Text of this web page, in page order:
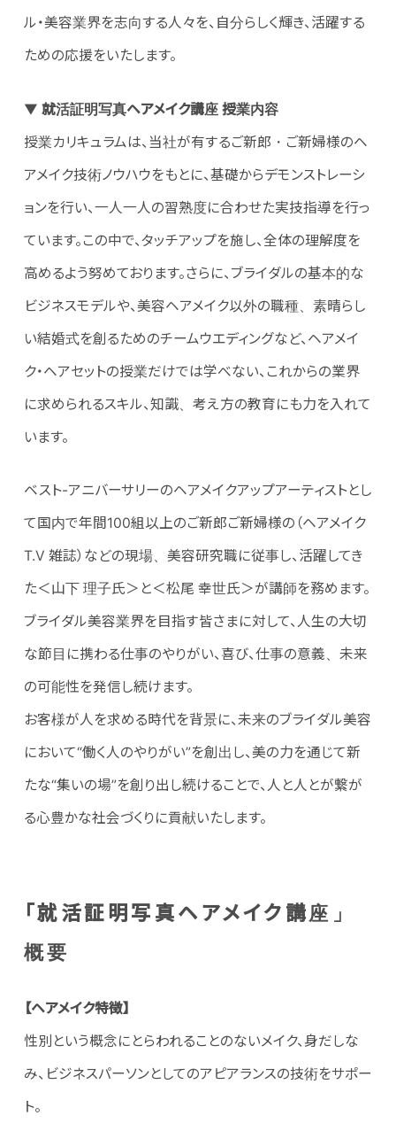
ル・美容業界を志向する人々を、自分らしく輝き、活躍する
ための応援をいたします。
▼ 就活証明写真ヘアメイク講座 授業内容
授業カリキュラムは、当社が有するご新郎・ご新婦様のヘ
アメイク技術ノウハウをもとに、基礎からデモンストレーシ
ョンを行い、一人一人の習熟度に合わせた実技指導を行っ
ています。この中で、タッチアップを施し、全体の理解度を
高めるよう努めております。さらに、ブライダルの基本的な
ビジネスモデルや、美容ヘアメイク以外の職種、素晴らし
い結婚式を創るためのチームウエディングなど、ヘアメイ
ク・ヘアセットの授業だけでは学べない、これからの業界
に求められるスキル、知識、考え方の教育にも力を入れて
います。
ベスト-アニバーサリーのヘアメイクアップアーティストとし
て国内で年間100組以上のご新郎ご新婦様の（ヘアメイク
T.V 雑誌）などの現場、美容研究職に従事し、活躍してき
た＜山下 理子氏＞と＜松尾 幸世氏＞が講師を務めます。
ブライダル美容業界を目指す皆さまに対して、人生の大切
な節目に携わる仕事のやりがい、喜び、仕事の意義、未来
の可能性を発信し続けます。
お客様が人を求める時代を背景に、未来のブライダル美容
において“働く人のやりがい”を創出し、美の力を通じて新
たな“集いの場”を創り出し続けることで、人と人とが繋が
る心豊かな社会づくりに貢献いたします。
「就活証明写真ヘアメイク講座」
概要
【ヘアメイク特徴】
性別という概念にとらわれることのないメイク、身だしな
み、ビジネスパーソンとしてのアピアランスの技術をサポー
ト。